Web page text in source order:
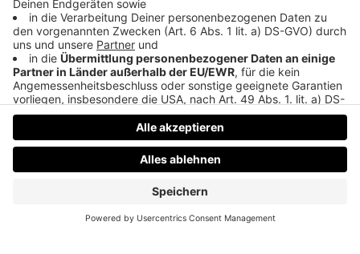
Gegenstände, die die Oberösterreicher:innen mit
ins Gericht nehmen wollen.
DatenschutzImpressumAGBsJobsKontaktWerben